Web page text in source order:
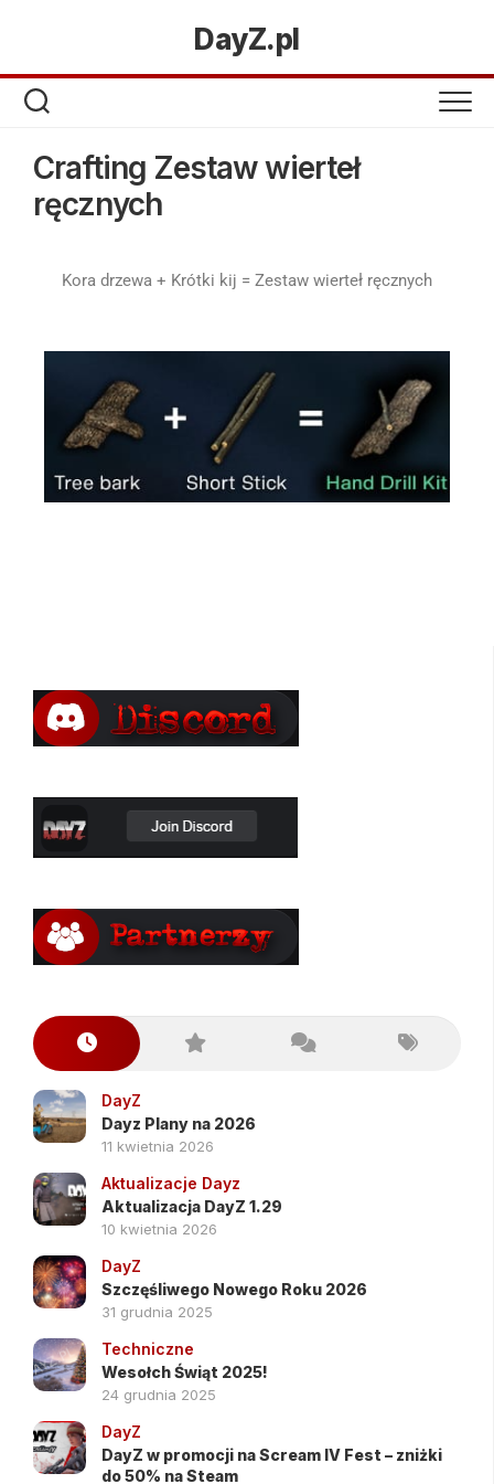
DayZ.pl
Crafting Zestaw wierteł
ręcznych
Kora drzewa + Krótki kij = Zestaw wierteł ręcznych
DayZ
Dayz Plany na 2026
11 kwietnia 2026
Aktualizacje Dayz
Aktualizacja DayZ 1.29
10 kwietnia 2026
DayZ
Szczęśliwego Nowego Roku 2026
31 grudnia 2025
Techniczne
Wesołch Świąt 2025!
24 grudnia 2025
DayZ
DayZ w promocji na Scream IV Fest – zniżki
do 50% na Steam